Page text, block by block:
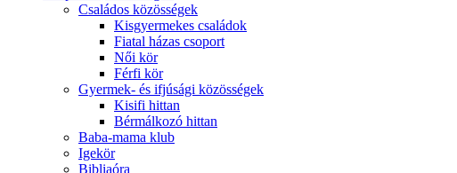
Családos közösségek
Kisgyermekes családok
Fiatal házas csoport
Női kör
Férfi kör
Gyermek- és ifjúsági közösségek
Kisifi hittan
Bérmálkozó hittan
Baba-mama klub
Igekör
Bibliaóra